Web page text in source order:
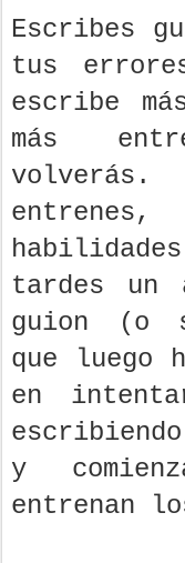
Escribes
tus
escribe
más
volverás.
entrenes,
tardes un
guion (o
que luego
en
y
entrenan